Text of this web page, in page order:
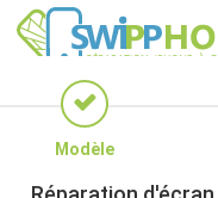
Modèle